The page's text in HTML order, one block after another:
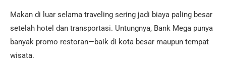
Makan di luar selama traveling sering jadi biaya paling besar
setelah hotel dan transportasi. Untungnya, Bank Mega punya
banyak promo restoran—baik di kota besar maupun tempat
wisata.